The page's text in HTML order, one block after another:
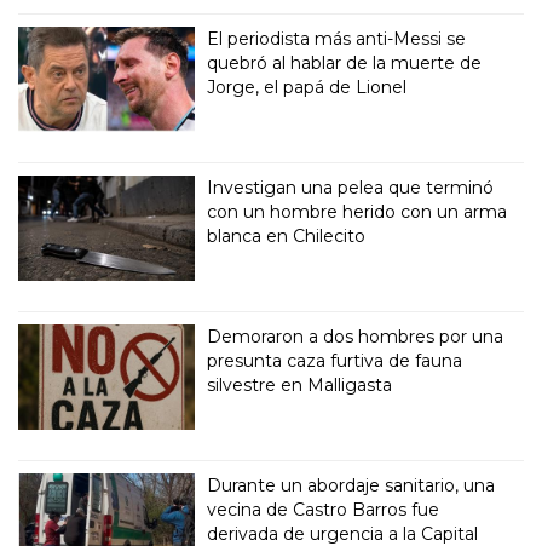
El periodista más anti-Messi se
quebró al hablar de la muerte de
Jorge, el papá de Lionel
Investigan una pelea que terminó
con un hombre herido con un arma
blanca en Chilecito
Demoraron a dos hombres por una
presunta caza furtiva de fauna
silvestre en Malligasta
Durante un abordaje sanitario, una
vecina de Castro Barros fue
derivada de urgencia a la Capital